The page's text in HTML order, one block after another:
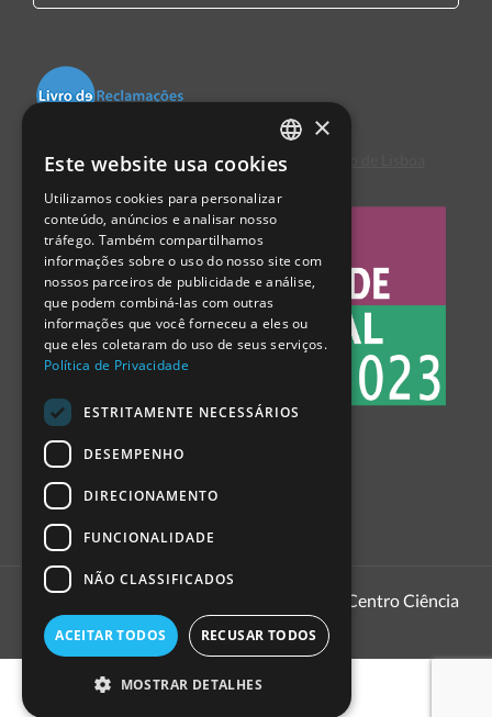
Centro de Arbitragem de Conflitos de Consumo de Lisboa
1999 - 2026
Pavilhão do Conhecimento | Centro Ciência
PORTUGUESE
ENGLISH
SPANISH
×
Este website usa cookies
Utilizamos cookies para personalizar
conteúdo, anúncios e analisar nosso
tráfego. Também compartilhamos
informações sobre o uso do nosso site com
nossos parceiros de publicidade e análise,
que podem combiná-las com outras
informações que você forneceu a eles ou
que eles coletaram do uso de seus serviços.
Política de Privacidade
ESTRITAMENTE NECESSÁRIOS
DESEMPENHO
DIRECIONAMENTO
FUNCIONALIDADE
NÃO CLASSIFICADOS
ACEITAR TODOS RECUSAR TODOS
MOSTRAR DETALHES